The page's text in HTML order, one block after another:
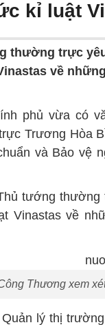
kỉ luật
thường trực
về
phủ vừa có
Trương Hòa
và Bảo vệ
tướng
Vinastas về
Thương xem
lý thị